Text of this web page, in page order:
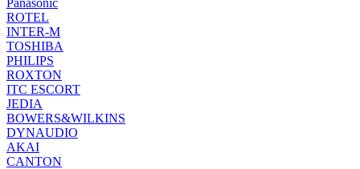
Panasonic
ROTEL
INTER-M
TOSHIBA
PHILIPS
ROXTON
ITC ESCORT
JEDIA
BOWERS&WILKINS
DYNAUDIO
AKAI
CANTON